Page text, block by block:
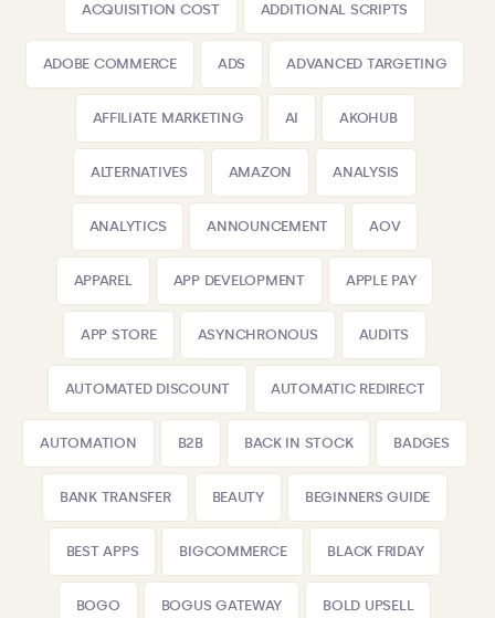
ACQUISITION COST ADDITIONAL SCRIPTS
ADOBE COMMERCE ADS ADVANCED TARGETING
AFFILIATE MARKETING AI AKOHUB
ALTERNATIVES AMAZON ANALYSIS
ANALYTICS ANNOUNCEMENT AOV
APPAREL APP DEVELOPMENT APPLE PAY
APP STORE ASYNCHRONOUS AUDITS
AUTOMATED DISCOUNT AUTOMATIC REDIRECT
AUTOMATION B2B BACK IN STOCK BADGES
BANK TRANSFER BEAUTY BEGINNERS GUIDE
BEST APPS BIGCOMMERCE BLACK FRIDAY
BOGO BOGUS GATEWAY BOLD UPSELL